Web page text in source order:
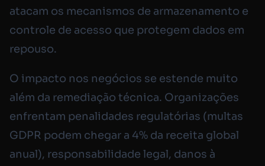
atacam os mecanismos de armazenamento e
controle de acesso que protegem dados em
repouso.
O impacto nos negócios se estende muito
além da remediação técnica. Organizações
enfrentam penalidades regulatórias (multas
GDPR podem chegar a 4% da receita global
anual), responsabilidade legal, danos à